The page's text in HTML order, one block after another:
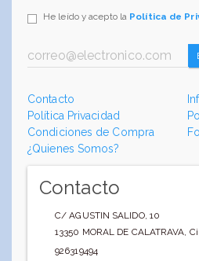
He leído y acepto la Política de
Contacto
Política Privacidad
Condiciones de Compra
¿Quienes Somos?
Contacto
C/ AGUSTIN SALIDO, 10
13350 MORAL DE CALATRAVA,
926319494